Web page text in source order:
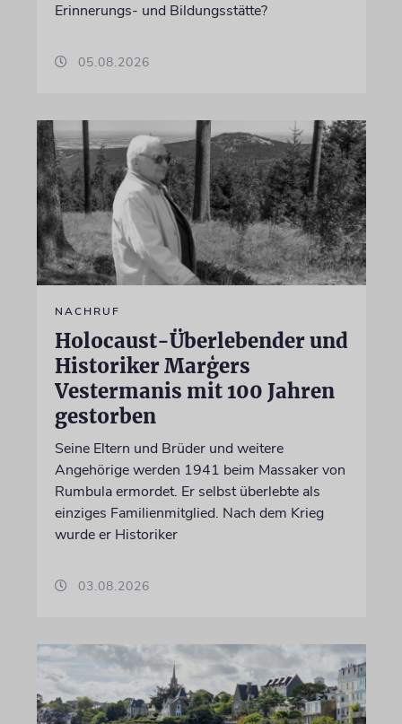
Erinnerungs- und Bildungsstätte?
05.08.2026
NACHRUF
Holocaust-Überlebender und
Historiker Marģers
Vestermanis mit 100 Jahren
gestorben
Seine Eltern und Brüder und weitere
Angehörige werden 1941 beim Massaker von
Rumbula ermordet. Er selbst überlebte als
einziges Familienmitglied. Nach dem Krieg
wurde er Historiker
03.08.2026